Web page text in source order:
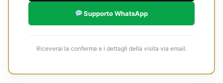
Supporto WhatsApp
Riceverai la conferma e i dettagli della visita via email.